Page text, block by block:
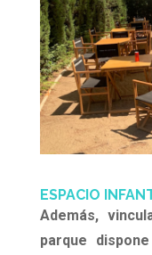
ESPACIO
Además,
parque